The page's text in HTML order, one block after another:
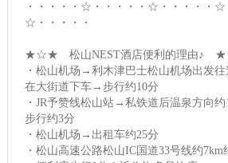
・・・・・☆・・・・・☆・・・・・☆
☆・・・・・
★☆★ 松山NEST酒店便利的理由♪
・松山机场→利木津巴士松山机场出发
在大街道下车→步行约10分
・JR予赞线松山站→私铁道后温泉方向
步行约3分
・松山机场→出租车约25分
・松山高速公路松山IC国道33号线约7km